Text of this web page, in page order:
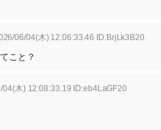
06/04(木) 12:06:33.46 ID:BrjLk3B20
こと？
04(木) 12:08:33.19 ID:eb4LaGF20